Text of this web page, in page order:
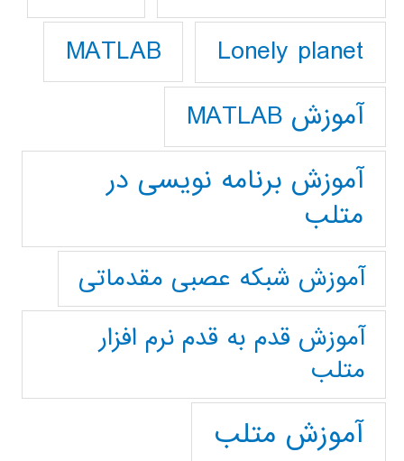
Lonely planet
MATLAB
آموزش MATLAB
آموزش برنامه نویسی در
متلب
آموزش شبکه عصبی مقدماتی
آموزش قدم به قدم نرم افزار
متلب
آموزش متلب